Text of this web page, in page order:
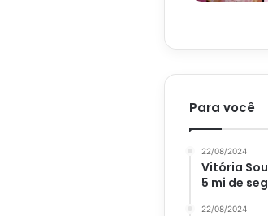
Para você
22/08/2024
Vitória
5 mi de
22/08/2024